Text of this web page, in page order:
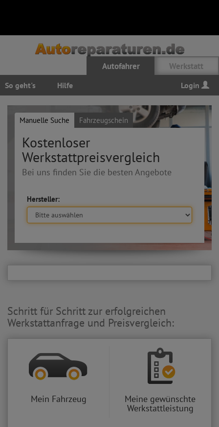
Autofahrer Werkstatt
So geht's Hilfe Login
Manuelle Suche Fahrzeugschein
Kostenloser
Werkstattpreisvergleich
Bei uns finden Sie die besten Angebote
Hersteller:
Schritt für Schritt zur erfolgreichen
Werkstattanfrage und Preisvergleich:
Mein Fahrzeug
Meine gewünschte
Werkstattleistung